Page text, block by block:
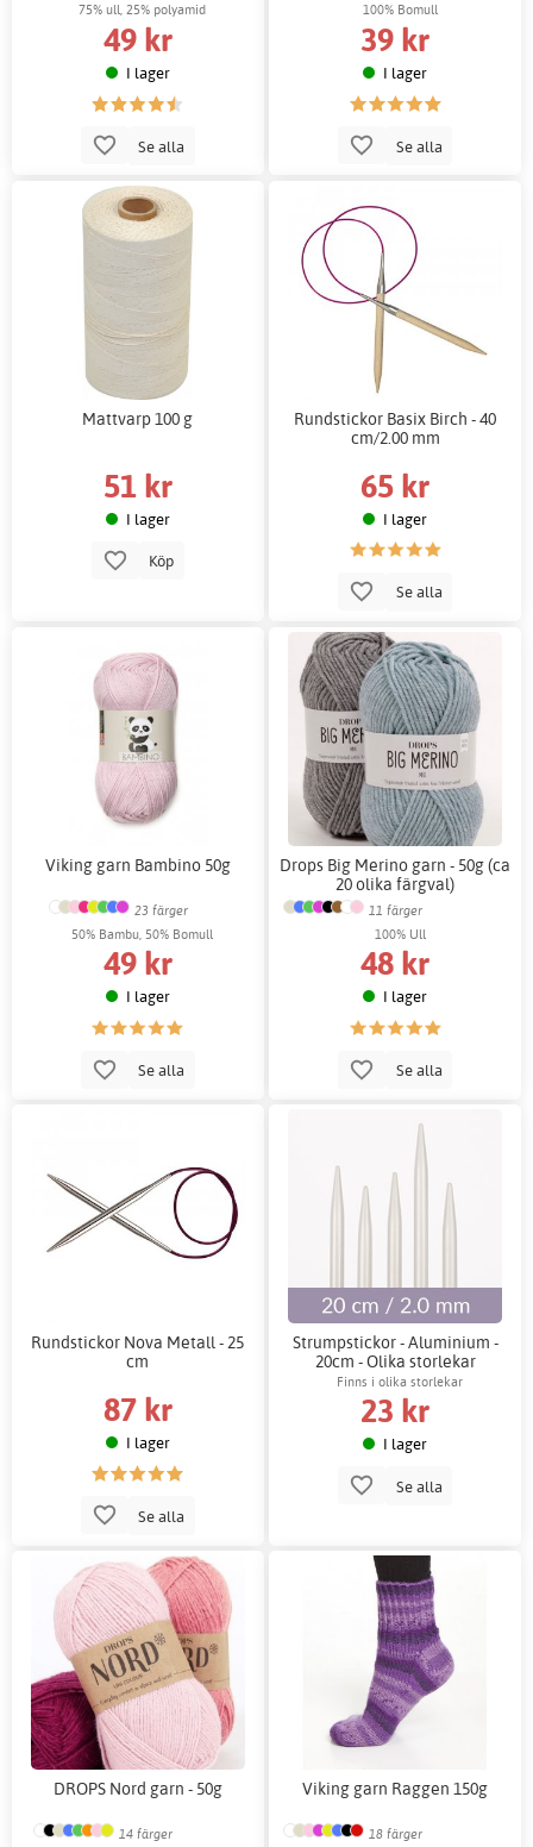
75% ull, 25% polyamid
49 kr
I lager
Se alla
100% Bomull
39 kr
I lager
Se alla
Mattvarp 100 g
51 kr
I lager
Köp
Rundstickor Basix Birch - 40
cm/2.00 mm
65 kr
I lager
Se alla
Viking garn Bambino 50g
23 färger
50% Bambu, 50% Bomull
49 kr
I lager
Se alla
Drops Big Merino garn - 50g (ca
20 olika färgval)
11 färger
100% Ull
48 kr
I lager
Se alla
Rundstickor Nova Metall - 25
cm
87 kr
I lager
Se alla
Strumpstickor - Aluminium -
20cm - Olika storlekar
Finns i olika storlekar
23 kr
I lager
Se alla
DROPS Nord garn - 50g
14 färger
Viking garn Raggen 150g
18 färger